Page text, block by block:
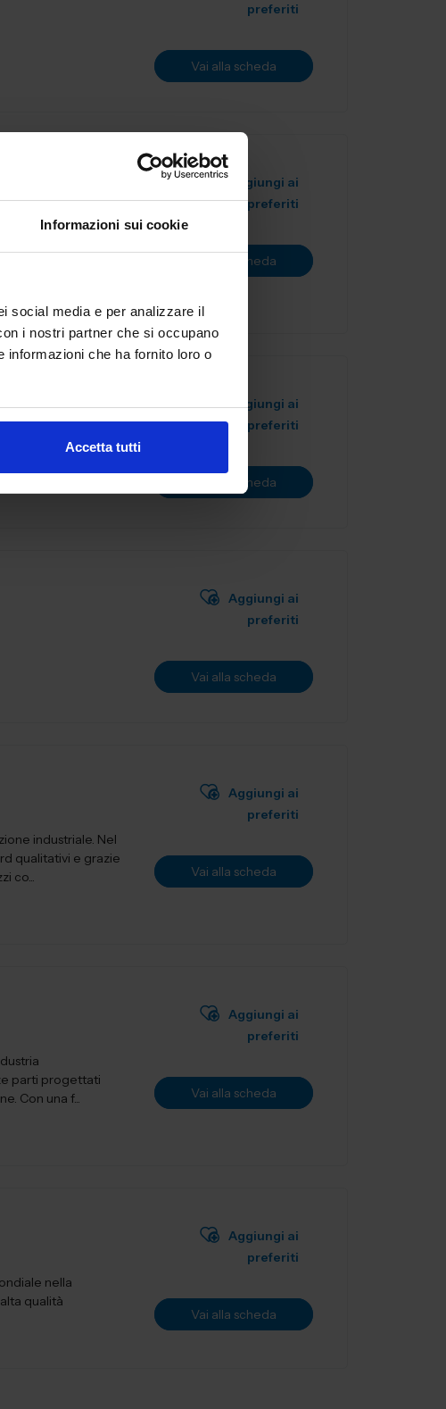
Informazioni sui cookie
social media e per analizzare il
i nostri partner che si occupano
informazioni che ha fornito loro o
Accetta tutti
preferiti
Vai alla scheda
partner
Aggiungi ai
preferiti
Vai alla scheda
Aggiungi ai
preferiti
Vai alla scheda
Aggiungi ai
preferiti
Vai alla scheda
industriale. Nel
qualitativi e grazie
co...
Aggiungi ai
preferiti
Vai alla scheda
parti progettati
Con una f...
Aggiungi ai
preferiti
Vai alla scheda
nella
qualità
Aggiungi ai
preferiti
Vai alla scheda